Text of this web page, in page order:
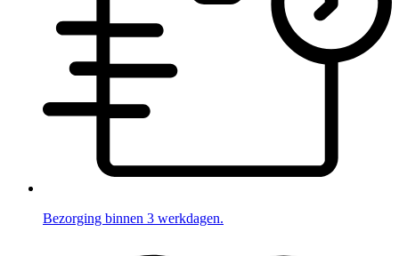
Bezorging binnen 3 werkdagen.